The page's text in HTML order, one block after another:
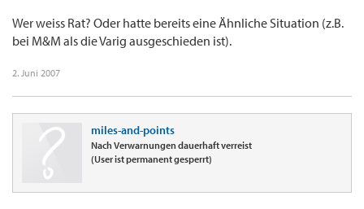
Wer weiss Rat? Oder hatte bereits eine Ähnliche Situation (z.B.
bei M&M als die Varig ausgeschieden ist).
2. Juni 2007
miles-and-points
Nach Verwarnungen dauerhaft verreist
(User ist permanent gesperrt)